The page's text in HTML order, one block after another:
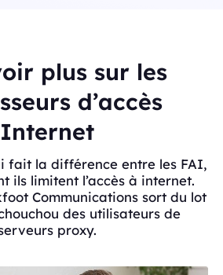
plus sur les
d’accès
Internet
fait la différence entre les FAI,
ils limitent l’accès à internet.
Communications sort du lot
des utilisateurs de
proxy.